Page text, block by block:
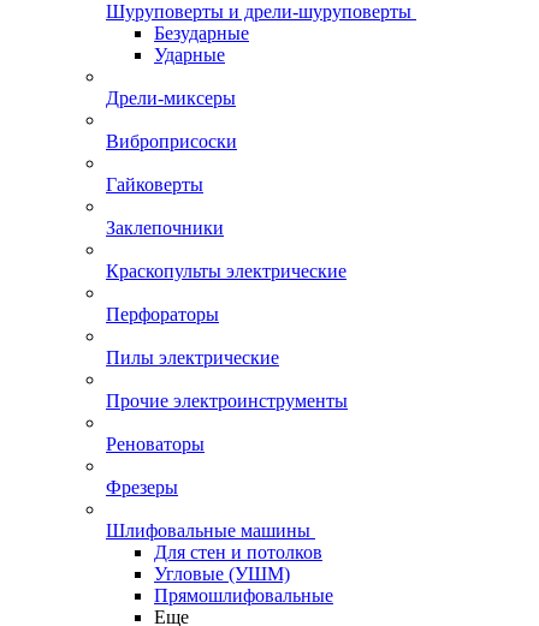
Шуруповерты и дрели-шуруповерты
Безударные
Ударные
Дрели-миксеры
Виброприсоски
Гайковерты
Заклепочники
Краскопульты электрические
Перфораторы
Пилы электрические
Прочие электроинструменты
Реноваторы
Фрезеры
Шлифовальные машины
Для стен и потолков
Угловые (УШМ)
Прямошлифовальные
Еще